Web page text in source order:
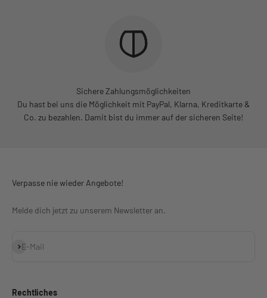
Sichere Zahlungsmöglichkeiten
Du hast bei uns die Möglichkeit mit PayPal, Klarna, Kreditkarte &
Co. zu bezahlen. Damit bist du immer auf der sicheren Seite!
Verpasse nie wieder Angebote!
Melde dich jetzt zu unserem Newsletter an.
E-Mail
Abonnieren
Rechtliches